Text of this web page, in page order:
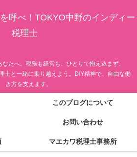
呼べ！TOKYO中野のインディー
税理士
たへ。税務も経営も、ひとりで抱え込まず、
士と一緒に乗り越えよう。DIY精神で、自由な働
き方を支えます。
このブログについて
お問い合わせ
マエカワ税理士事務所